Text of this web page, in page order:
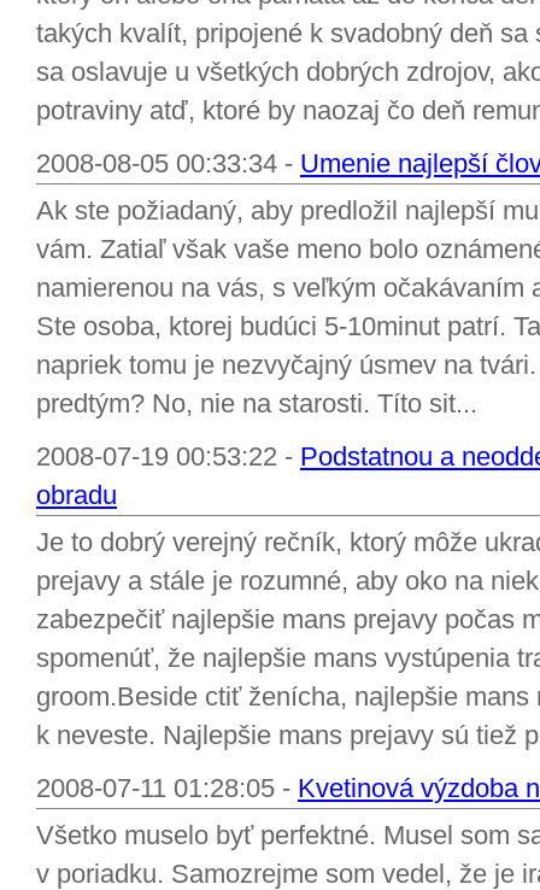
takých kvalít, pripojené k svadobný deň
sa oslavuje u všetkých dobrých zdrojov,
potraviny atď, ktoré by naozaj čo deň
2008-08-05 00:33:34 - Umenie najlepší
Ak ste požiadaný, aby predložil najlepší
vám. Zatiaľ však vaše meno bolo
namierenou na vás, s veľkým očakávaním
Ste osoba, ktorej budúci 5-10minut patrí.
napriek tomu je nezvyčajný úsmev na
predtým? No, nie na starosti. Títo sit...
2008-07-19 00:53:22 - Podstatnou a
obradu
Je to dobrý verejný rečník, ktorý môže
prejavy a stále je rozumné, aby oko na
zabezpečiť najlepšie mans prejavy počas
spomenúť, že najlepšie mans vystúpenia
groom.Beside ctiť ženícha, najlepšie
k neveste. Najlepšie mans prejavy sú tiež
2008-07-11 01:28:05 - Kvetinová výzdoba
Všetko muselo byť perfektné. Musel som
v poriadku. Samozrejme som vedel, že je